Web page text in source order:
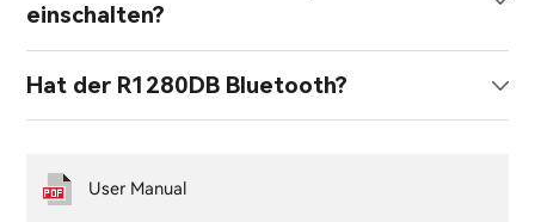
einschalten?
Hat der R1280DB Bluetooth?
User Manual